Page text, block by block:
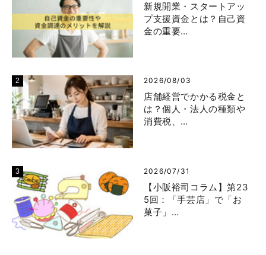
新規開業・スタートアッ
プ支援資金とは？自己資
金の重要…
2026/08/03
店舗経営でかかる税金と
は？個人・法人の種類や
消費税、…
2026/07/31
【小阪裕司コラム】第23
5回：「手芸店」で「お
菓子」…